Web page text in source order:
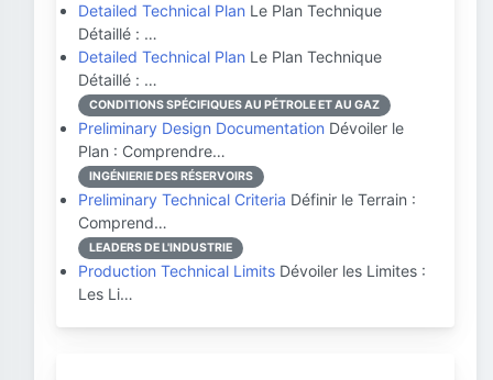
Detailed Technical Plan Le Plan Technique
Détaillé : …
Detailed Technical Plan Le Plan Technique
Détaillé : …
CONDITIONS SPÉCIFIQUES AU PÉTROLE ET AU GAZ
Preliminary Design Documentation Dévoiler le
Plan : Comprendre…
INGÉNIERIE DES RÉSERVOIRS
Preliminary Technical Criteria Définir le Terrain :
Comprend…
LEADERS DE L'INDUSTRIE
Production Technical Limits Dévoiler les Limites :
Les Li…